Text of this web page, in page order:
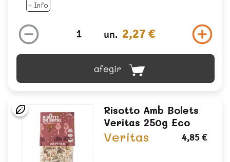
+ Info
un. 2,27 €
afegir
Risotto Amb Bolets
Veritas 250g Eco
Veritas 4,85 €